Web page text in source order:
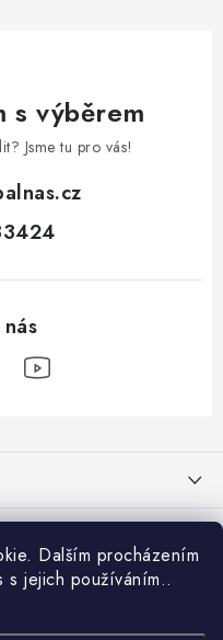
Dalším procházením
s jejich používáním..
s výběrem
Jsme tu pro vás!